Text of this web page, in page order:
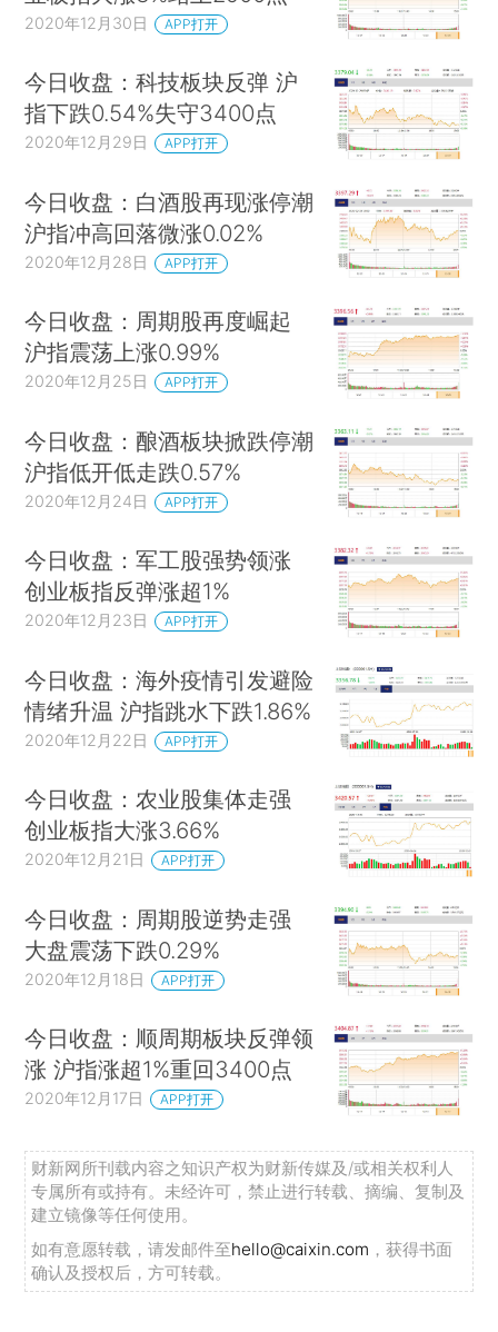
2020年12月30日 APP打开
今日收盘：科技板块反弹 沪
指下跌0.54%失守3400点
2020年12月29日 APP打开
今日收盘：白酒股再现涨停潮
沪指冲高回落微涨0.02%
2020年12月28日 APP打开
今日收盘：周期股再度崛起
沪指震荡上涨0.99%
2020年12月25日 APP打开
今日收盘：酿酒板块掀跌停潮
沪指低开低走跌0.57%
2020年12月24日 APP打开
今日收盘：军工股强势领涨
创业板指反弹涨超1%
2020年12月23日 APP打开
今日收盘：海外疫情引发避险
情绪升温 沪指跳水下跌1.86%
2020年12月22日 APP打开
今日收盘：农业股集体走强
创业板指大涨3.66%
2020年12月21日 APP打开
今日收盘：周期股逆势走强
大盘震荡下跌0.29%
2020年12月18日 APP打开
今日收盘：顺周期板块反弹领
涨 沪指涨超1%重回3400点
2020年12月17日 APP打开
财新网所刊载内容之知识产权为财新传媒及/或相关权利人
专属所有或持有。未经许可，禁止进行转载、摘编、复制及
建立镜像等任何使用。
如有意愿转载，请发邮件至hello@caixin.com ，获得书面
确认及授权后，方可转载。